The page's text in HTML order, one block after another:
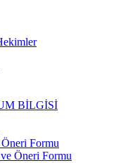
BİLGİSİ
Formu
Öneri Formu